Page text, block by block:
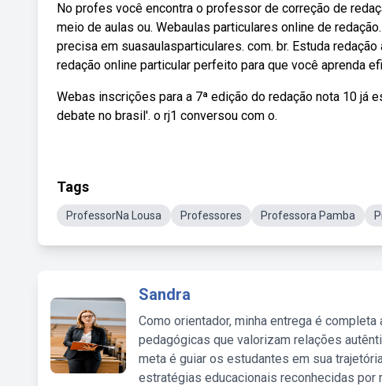
No profes você encontra o professor de correção de
meio de aulas ou. Webaulas particulares online de
precisa em suasaulasparticulares. com. br. Estuda
redação online particular perfeito para que você aprenda
Webas inscrições para a 7ª edição do redação nota 10 já
debate no brasil'. o rj1 conversou com o.
Tags
ProfessorNa Lousa Professores Professora Pamba
Sandra
Como orientador, minha entrega é
pedagógicas que valorizam relações
meta é guiar os estudantes em sua
estratégias educacionais reconhecidas por